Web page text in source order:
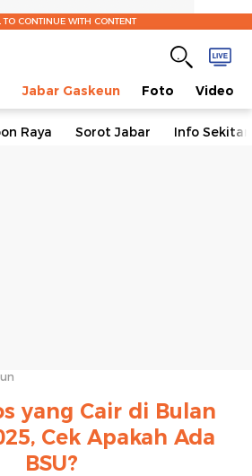
TO CONTINUE WITH CONTENT
Jabar Gaskeun Foto Video
Raya Sorot Jabar Info
yang Cair di Bulan
Cek Apakah Ada
BSU?